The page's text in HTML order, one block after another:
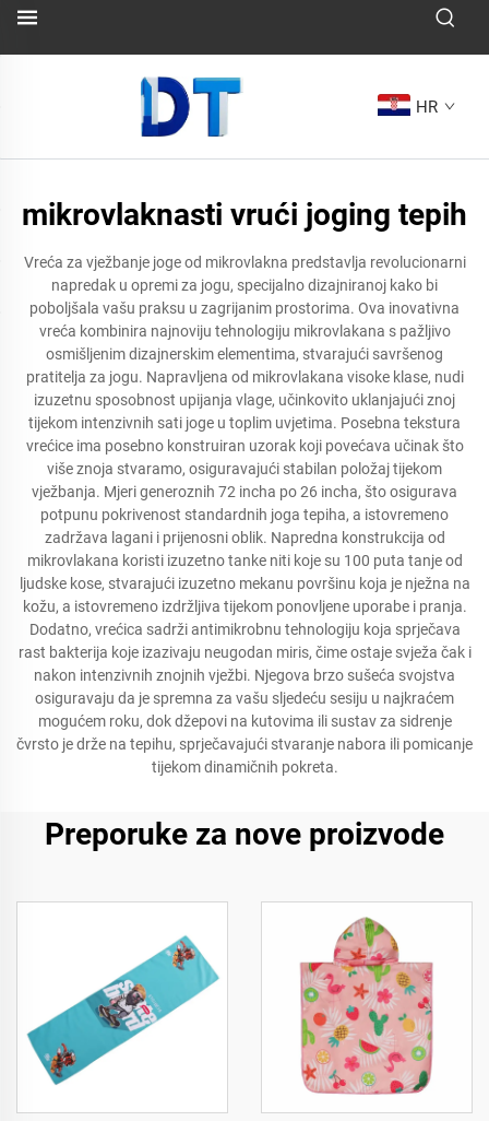
HR
mikrovlaknasti vrući joging tepih
Vreća za vježbanje joge od mikrovlakna predstavlja revolucionarni
napredak u opremi za jogu, specijalno dizajniranoj kako bi
poboljšala vašu praksu u zagrijanim prostorima. Ova inovativna
vreća kombinira najnoviju tehnologiju mikrovlakana s pažljivo
osmišljenim dizajnerskim elementima, stvarajući savršenog
pratitelja za jogu. Napravljena od mikrovlakana visoke klase, nudi
izuzetnu sposobnost upijanja vlage, učinkovito uklanjajući znoj
tijekom intenzivnih sati joge u toplim uvjetima. Posebna tekstura
vrećice ima posebno konstruiran uzorak koji povećava učinak što
više znoja stvaramo, osiguravajući stabilan položaj tijekom
vježbanja. Mjeri generoznih 72 incha po 26 incha, što osigurava
potpunu pokrivenost standardnih joga tepiha, a istovremeno
zadržava lagani i prijenosni oblik. Napredna konstrukcija od
mikrovlakana koristi izuzetno tanke niti koje su 100 puta tanje od
ljudske kose, stvarajući izuzetno mekanu površinu koja je nježna na
kožu, a istovremeno izdržljiva tijekom ponovljene uporabe i pranja.
Dodatno, vrećica sadrži antimikrobnu tehnologiju koja sprječava
rast bakterija koje izazivaju neugodan miris, čime ostaje svježa čak i
nakon intenzivnih znojnih vježbi. Njegova brzo sušeća svojstva
osiguravaju da je spremna za vašu sljedeću sesiju u najkraćem
mogućem roku, dok džepovi na kutovima ili sustav za sidrenje
čvrsto je drže na tepihu, sprječavajući stvaranje nabora ili pomicanje
tijekom dinamičnih pokreta.
Preporuke za nove proizvode